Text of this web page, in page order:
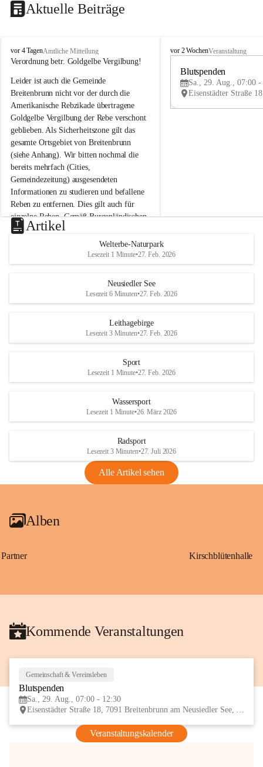
Aktuelle Beiträge
B
r
i
t
e
n
b
r
u
n
n
a
m
N
e
u
s
d
S
vor 4 TagenAmtliche Mitteilung
Verordnung betr. Goldgelbe Vergilbung!
Leider ist auch die Gemeinde
Breitenbrunn nicht vor der durch die
Amerikanische Rebzikade übertragene
Goldgelbe Vergilbung der Rebe verschont
geblieben. Als Sicherheitszone gilt das
gesamte Ortsgebiet von Breitenbrunn
(siehe Anhang). Wir bitten nochmal die
bereits mehrfach (Cities,
Gemeindezeitung) ausgesendeten
Informationen zu studieren und befallene
Reben zu entfernen. Dies gilt auch für
einzelne Reben. Gemäß Burgenländischen
Weinbaugesetz sind nicht gepflegte oder
unzulässige Weingärten zu roden! Bitte
helfen wir zusammen um unsere Winzer
vor den prognostizierten Ernteausfällen
und den daraus folgenden wirtschaftlichen
Maßnahmen zur Bekämpfung
Rebe und der Amerikanischen
Anhang VBl. EU Nr. 18
1 Seite•1,4 MB
VBl. EU Nr. 18_2026
B
e
u
e
d
r
S
vor 2 WochenVeranstaltung
Blutspenden
Sa., 29. Aug., 07:00 -
Artikel
Welterbe-Naturpark
Lesezeit 1 Minute•27. Feb. 2026
Neusiedler See
Lesezeit 6 Minuten•27. Feb. 2026
Leithagebirge
Lesezeit 3 Minuten•27. Feb. 2026
Sport
Lesezeit 1 Minute•27. Feb. 2026
Wassersport
Lesezeit 1 Minute•26. März 2026
Radsport
Lesezeit 3 Minuten•27. Juli 2026
Alle Artikel sehen
Alben
Partner Kirschblütenhalle
Kommende Veranstaltungen
Gemeinschaft & Vereinsleben
Blutspenden
Sa., 29. Aug., 07:00 - 12:30
Eisenstädter Straße 18, 7091 Breitenbrunn am Neusiedler See, AUT
Veranstaltungskalender